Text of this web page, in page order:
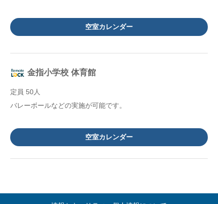
空室カレンダー
金指小学校 体育館
定員 50人
バレーボールなどの実施が可能です。
空室カレンダー